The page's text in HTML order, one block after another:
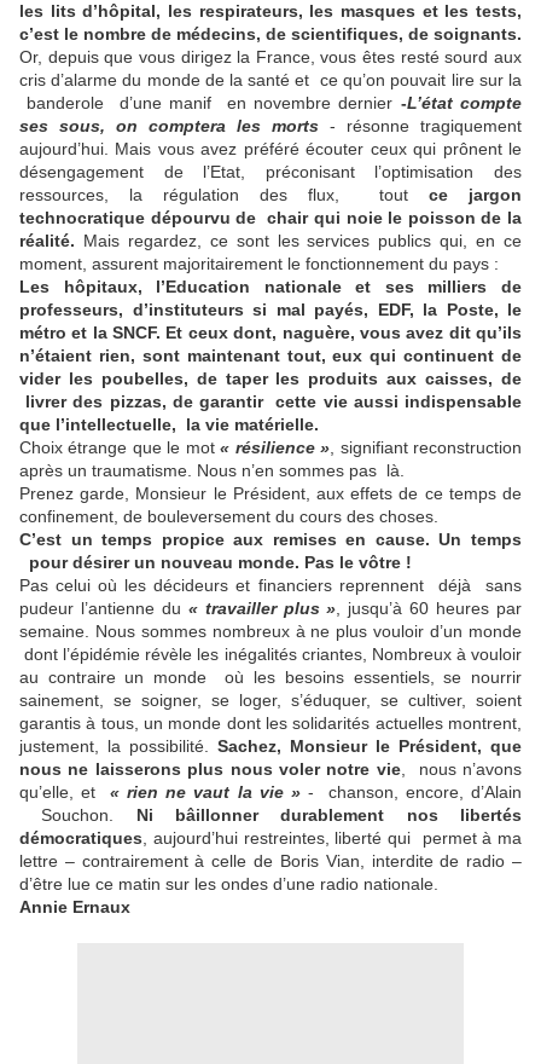
les lits d’hôpital, les respirateurs, les masques et les tests,
c’est le nombre de médecins, de scientifiques, de soignants.
Or, depuis que vous dirigez la France, vous êtes resté sourd aux
cris d’alarme du monde de la santé et ce qu’on pouvait lire sur la
banderole d’une manif en novembre dernier -L’état compte
ses sous, on comptera les morts - résonne tragiquement
aujourd’hui. Mais vous avez préféré écouter ceux qui prônent le
désengagement de l’Etat, préconisant l’optimisation des
ressources, la régulation des flux, toutce jargon
technocratique dépourvu de chair qui noie le poisson de la
réalité. Mais regardez, ce sont les services publics qui, en ce
moment, assurent majoritairement le fonctionnement du pays :
Les hôpitaux, l’Education nationale et ses milliers de
professeurs, d’instituteurs si mal payés, EDF, la Poste, le
métro et la SNCF. Et ceux dont, naguère, vous avez dit qu’ils
n’étaient rien, sont maintenant tout, eux qui continuent de
vider les poubelles, de taper les produits aux caisses, de
livrer des pizzas, de garantir cette vie aussi indispensable
que l’intellectuelle, la vie matérielle.
Choix étrange que le mot« résilience » , signifiant reconstruction
après un traumatisme. Nous n’en sommes pas là.
Prenez garde, Monsieur le Président, aux effets de ce temps de
confinement, de bouleversement du cours des choses.
C’est un temps propice aux remises en cause. Un temps
pour désirer un nouveau monde. Pas le vôtre !
Pas celui où les décideurs et financiers reprennent déjà sans
pudeur l’antienne du « travailler plus » , jusqu’à 60 heures par
semaine. Nous sommes nombreux à ne plus vouloir d’un monde
dont l’épidémie révèle les inégalités criantes, Nombreux à vouloir
au contraire un monde où les besoins essentiels, se nourrir
sainement, se soigner, se loger, s’éduquer, se cultiver, soient
garantis à tous, un monde dont les solidarités actuelles montrent,
justement, la possibilité. Sachez, Monsieur le Président, que
nous ne laisserons plus nous voler notre vie, nous n’avons
qu’elle, et
« rien ne vaut la vie »- chanson, encore, d’Alain
Souchon.
Ni bâillonner durablement nos libertés
démocratiques , aujourd’hui restreintes, liberté qui permet à ma
lettre – contrairement à celle de Boris Vian, interdite de radio –
d’être lue ce matin sur les ondes d’une radio nationale.
Annie Ernaux